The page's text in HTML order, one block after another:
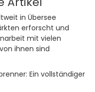
in Übersee
erforscht und
mit vielen
ihnen sind